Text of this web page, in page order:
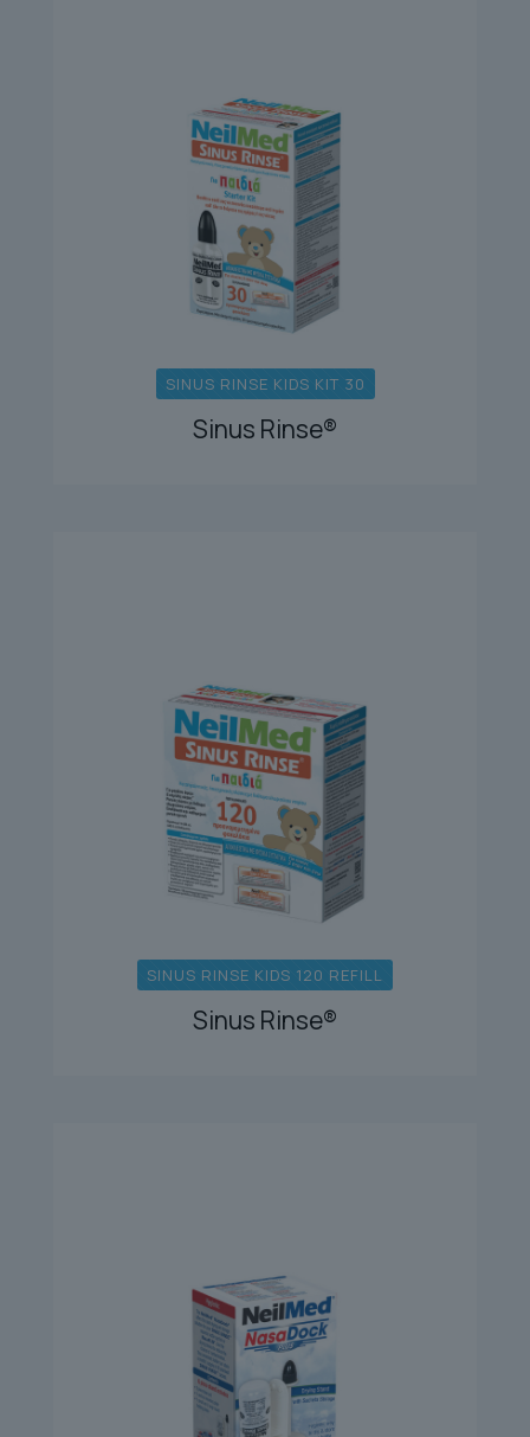
SINUS RINSE KIDS KIT 30
Sinus Rinse®
SINUS RINSE KIDS 120 REFILL
Sinus Rinse®